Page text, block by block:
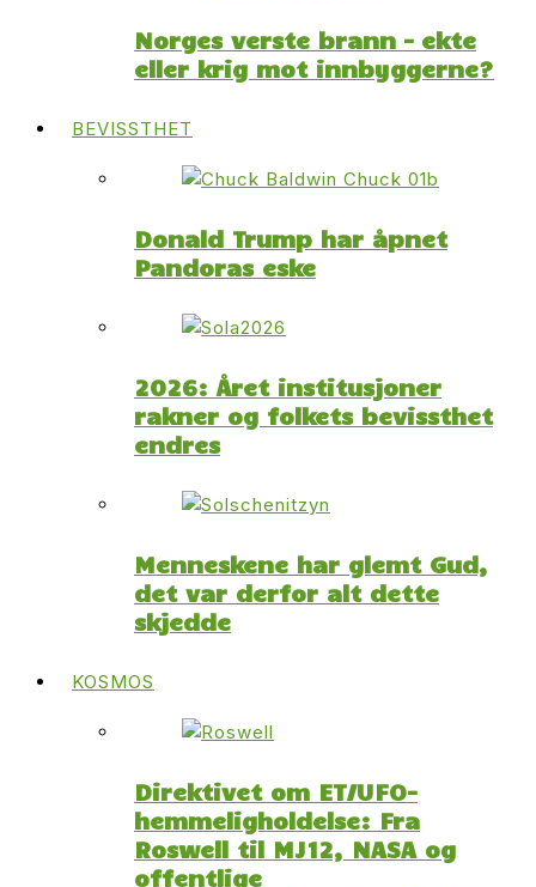
Norges verste brann – ekte
eller krig mot innbyggerne?
BEVISSTHET
Donald Trump har åpnet
Pandoras eske
2026: Året institusjoner
rakner og folkets bevissthet
endres
Menneskene har glemt Gud,
det var derfor alt dette
skjedde
KOSMOS
Direktivet om ET/UFO-
hemmeligholdelse: Fra
Roswell til MJ12, NASA og
offentlige